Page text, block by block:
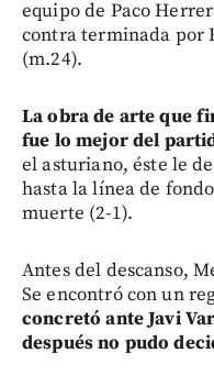
equipo de Paco
contra terminada por
(m.24).
La obra de arte que
fue lo mejor del
el asturiano, éste le
hasta la línea de
muerte (2-1).
Antes del descanso,
Se encontró con un
concretó ante Javi
después no pudo